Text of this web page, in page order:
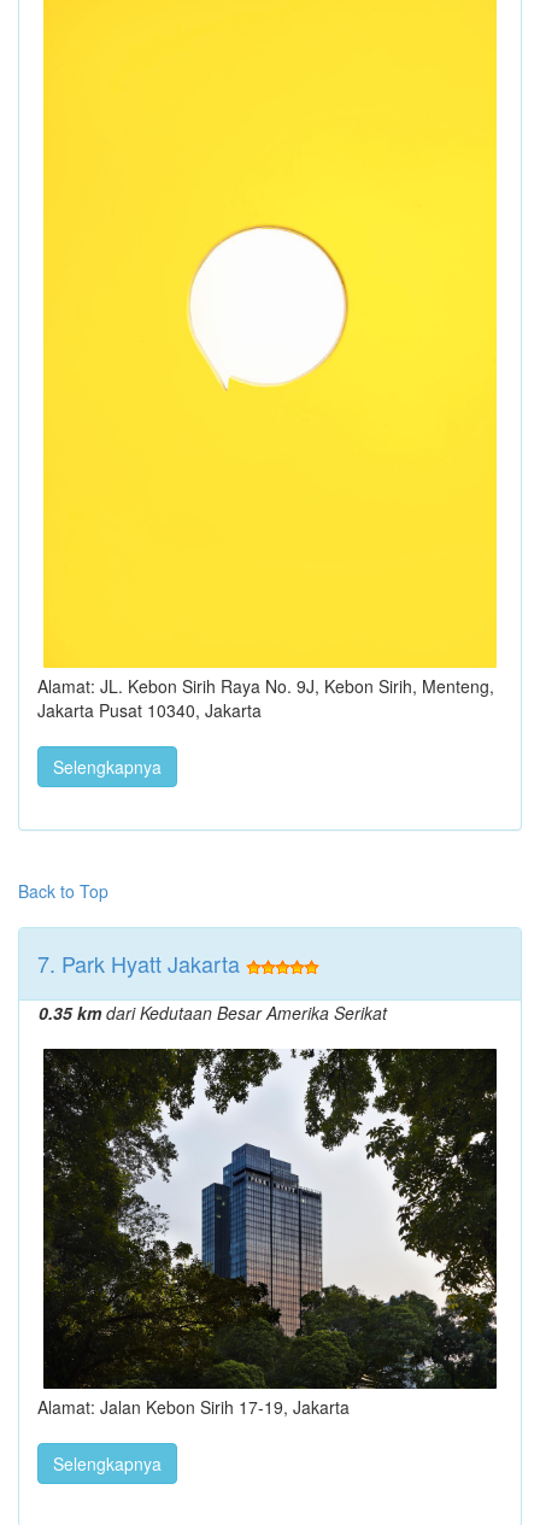
Alamat: JL. Kebon Sirih Raya No. 9J, Kebon Sirih, Menteng,
Jakarta Pusat 10340, Jakarta
Selengkapnya
Back to Top
7. Park Hyatt Jakarta
0.35 kmdari Kedutaan Besar Amerika Serikat
Alamat: Jalan Kebon Sirih 17-19, Jakarta
Selengkapnya